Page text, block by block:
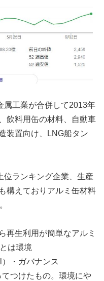
属工業が合併して2013年
飲料用缶の材料、自動車
装置向け、LNG船タン
位ランキング企業、生産
構えておりアルミ缶材料
再生利用が簡単なアルミ
は環境
・ガバナンス
てつけたもの。環境にや